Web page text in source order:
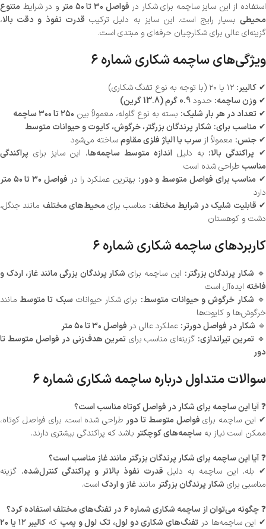
استفاده از این سایز ساچمه برای شکار در فواصل ۳۰ تا ۵۰ متر و در شرایط متنوع
محیطیبسیار رایج است. این سایز به دلیل ترکیب قدرت نفوذ و دقت بالا،
گزینه‌ای عالی برای شکارچیان حرفه‌ای و مبتدی است.
ویژگی‌های ساچمه شکاری شماره ۶
✔ کالیبر:
✔ وزن ساچمه: حدود0.9 گرم (13.8 گرین)
✔ تعداد در هر بار شلیک: بسته به نوع گلوله، معمولاً بین ۲۵۰ تا ۳۰۰ ساچمه
✔ مناسب برای: شکار پرندگان بزرگتر، خرگوش، کایوت و حیوانات متوسط
✔ جنس: معمولاً از سرب یا آلیاژ فلزی مقاومساخته می‌شود
✔ پراکندگی بالا: به دلیل اندازه متوسط ساچمه‌ها، این سایز برای پراکندگی
مناسب طراحی شده است
✔ مناسب برای فواصل متوسط و دور: بهترین عملکرد را در فواصل ۳۰ تا ۵۰ متر
دارد
✔ قابلیت شلیک در شرایط مختلف: مناسب برای محیط‌های مختلف مانند جنگل،
دشت و کوهستان
کاربردهای ساچمه شکاری شماره ۶
🔹 شکار پرندگان بزرگتر: این ساچمه برای شکار پرندگان بزرگی مانند غاز، اردک و
فاخته ایده‌آل است
🔹 شکار خرگوش و حیوانات متوسط: برای شکار حیوانات سبک تا متوسط مانند
خرگوش‌ها و کایوت‌ها
🔹 شکار در فواصل دورتر: عملکرد عالی در فواصل ۳۰ تا ۵۰ متر
🔹 تمرین تیراندازی: گزینه‌ای مناسب برایتمرین هدف‌زنی در فواصل متوسط تا
دور
سوالات متداول درباره ساچمه شکاری شماره ۶
❓آیا این ساچمه برای شکار در فواصل کوتاه مناسب است؟
✔ این ساچمه برای فواصل متوسط تا دور طراحی شده است. برای فواصل کوتاه،
ممکن است نیاز به ساچمه‌های کوچکتر باشد که پراکندگی بیشتری دارند.
❓آیا این ساچمه برای شکار پرندگان بزرگتر مانند غاز مناسب است؟
✔ بله، این ساچمه به دلیل قدرت نفوذ بالاتر و پراکندگی کنترل‌شده، گزینه
مناسبی برای شکار پرندگان بزرگتر مانندغاز و اردک است.
❓چگونه می‌توان از ساچمه شکاری شماره ۶ در تفنگ‌های مختلف استفاده کرد؟
✔ این ساچمه‌ها در تفنگ‌های شکاری دو لول، تک لول و پمپ که کالیبر ۱۲ یا ۲۰